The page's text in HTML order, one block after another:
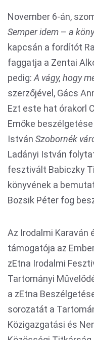
November 6-án,
Semper idem – a
kapcsán a fordítót
faggatja a Zentai
pedig: A vágy, hogy
szerzőjével, Gács
Ezt este hat órakorl
Emőke
István Szobornék
Ladányi István
fesztivált Babiczky
könyvének a
Bozsik Péter fog
Az Irodalmi Karaván
támogatója az
zEtna Irodalmi
Tartományi
a zEtna
sorozatát a
Közigazgatási és